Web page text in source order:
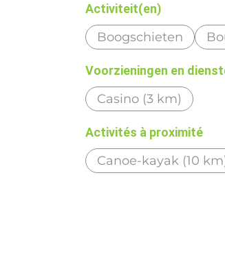
Activiteit(en)
Boogschieten
Voorzieningen en
Casino (3 km)
Activités à proximité
Canoe-kayak (10